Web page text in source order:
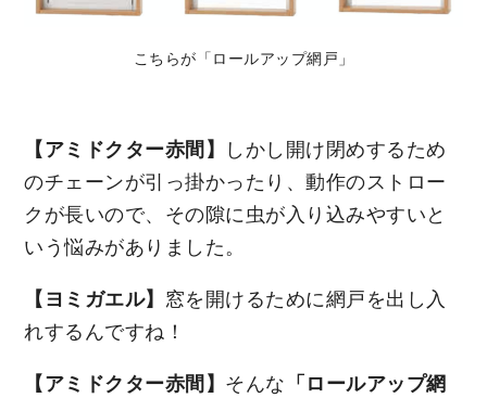
こちらが「ロールアップ網戸」
【アミドクター赤間】
しかし開け閉めするため
のチェーンが引っ掛かったり、動作のストロー
クが長いので、その隙に虫が入り込みやすいと
いう悩みがありました。
【ヨミガエル】 窓を開けるために網戸を出し入
れするんですね！
【アミドクター赤間】 そんな 「ロールアップ網